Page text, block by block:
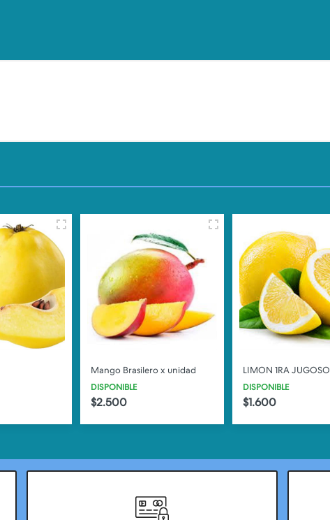
Mango Brasilero x unidad
DISPONIBLE
$2.500
LIMON 1RA JUGOSO
DISPONIBLE
$1.600